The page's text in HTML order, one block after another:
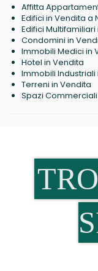
Affitta
Edifici in Vendita a
Edifici
Condomini in
Immobili Medici in
Hotel in Vendita
Immobili Industriali
Terreni in Vendita
Spazi